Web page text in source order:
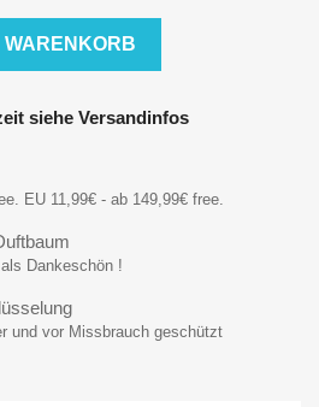
WARENKORB
siehe Versandinfos
EU 11,99€ - ab 149,99€ free.
Dankeschön !
und vor Missbrauch geschützt